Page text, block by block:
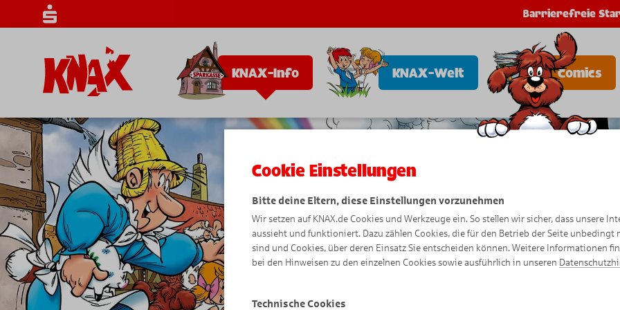
Barrierefreie
KNAX-Info KNAX-Welt Comics
Cookie Einstellungen
Bitte deine Eltern, diese Einstellungen vorzunehmen
Wir setzen auf KNAX.de Cookies und Werkzeuge ein. So stellen wir sicher, dass unsere
aussieht und funktioniert. Dazu zählen Cookies, die für den Betrieb der Seite unbedingt
sind und Cookies, über deren Einsatz Sie entscheiden können. Weitere Informationen
bei den Hinweisen zu den einzelnen Cookies sowie ausführlich in unseren
Technische Cookies